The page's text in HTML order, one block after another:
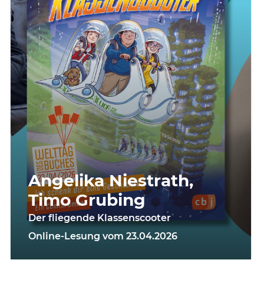
Angelika Niestrath,
Timo Grubing
Der fliegende Klassenscooter
Online-Lesung vom 23.04.2026